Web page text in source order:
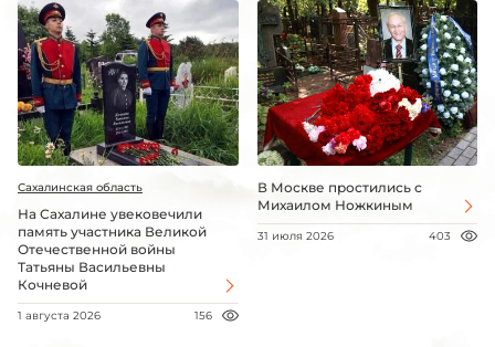
Сахалинская область
На Сахалине увековечили
память участника Великой
Отечественной войны
Татьяны Васильевны
Кочневой
1 августа 2026 156
В Москве простились с
Михаилом Ножкиным
31 июля 2026 403